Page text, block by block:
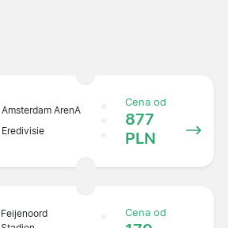
Amsterdam ArenA
Eredivisie
Cena od
877
PLN
Feijenoord
Cena od